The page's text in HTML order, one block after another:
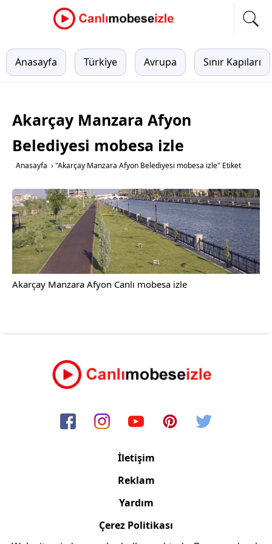
Anasayfa Türkiye Avrupa Sınır Kapıları
Akarçay Manzara Afyon
Belediyesi mobesa izle
Anasayfa › "Akarçay Manzara Afyon Belediyesi mobesa izle" Etiket
Akarçay Manzara Afyon Canlı mobesa izle
İletişim
Reklam
Yardım
Çerez Politikası